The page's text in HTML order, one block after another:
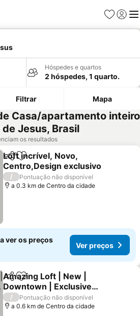
Favoritos
Iniciar
Hóspedes e quartos
2 hóspedes, 1 quarto.
Filtrar Mapa
Casa/apartamento inteiro
Jesus, Brasil
os resultados
PartilharAdicionar aos favoritos
Loft incrível, Novo,
Centro,Design exclusivo
/
Pontuação não disponível
a 0.3 km de Centro da cidade
ver os preços
Ver preços
PartilharAdicionar aos favoritos
Amazing Loft | New |
Downtown | Exclusive
Design.
/
Pontuação não disponível
a 0.6 km de Centro da cidade